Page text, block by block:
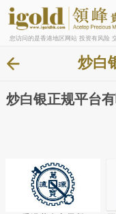
您访问的是香港地区网站 投资有风险
炒白
炒白银正规平台